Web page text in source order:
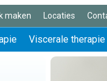
maken Locaties
Viscerale therapie